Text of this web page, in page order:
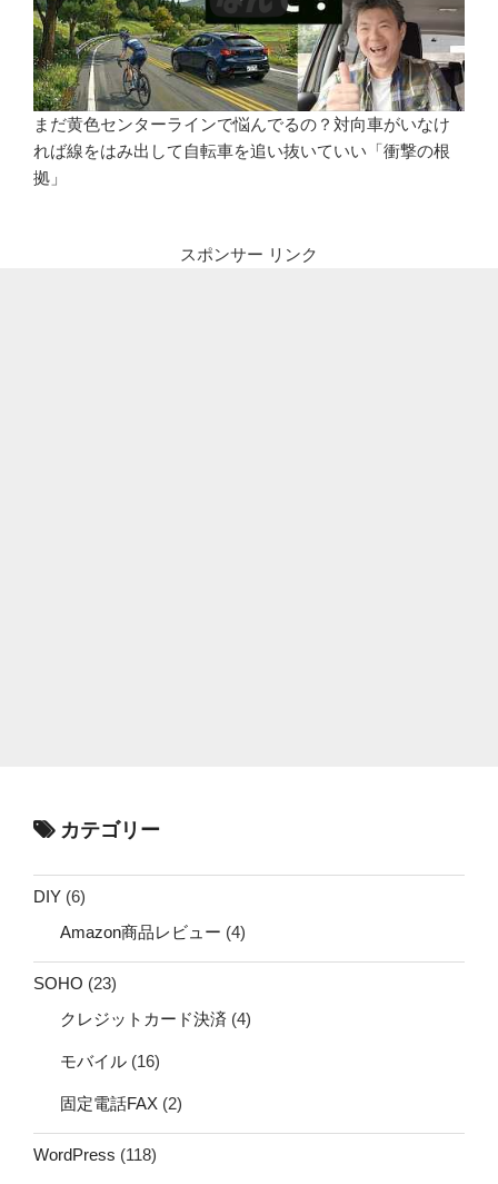
まだ黄色センターラインで悩んでるの？対向車がいなけ
れば線をはみ出して自転車を追い抜いていい「衝撃の根
拠」
スポンサー リンク
カテゴリー
DIY (6)
Amazon商品レビュー (4)
SOHO (23)
クレジットカード決済 (4)
モバイル (16)
固定電話FAX (2)
WordPress (118)